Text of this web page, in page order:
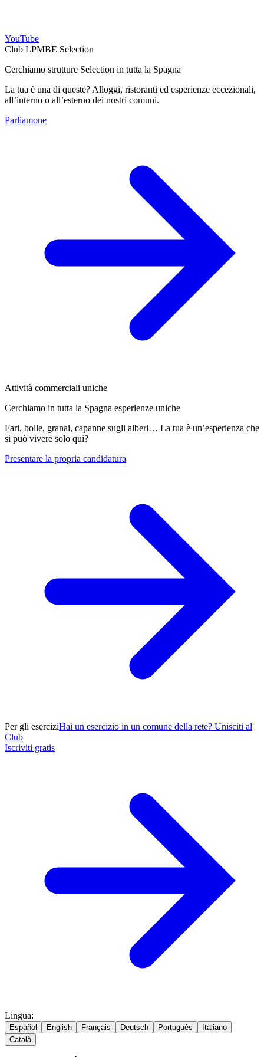
YouTube
Club LPMBE Selection
Cerchiamo strutture Selection in tutta la Spagna
La tua è una di queste? Alloggi, ristoranti ed esperienze eccezionali,
all’interno o all’esterno dei nostri comuni.
Parliamone
Attività commerciali uniche
Cerchiamo in tutta la Spagna esperienze uniche
Fari, bolle, granai, capanne sugli alberi… La tua è un’esperienza che
si può vivere solo qui?
Presentare la propria candidatura
Per gli eserciziHai un esercizio in un comune della rete? Unisciti al
Club
Iscriviti gratis
Lingua:
Español English Français Deutsch Português
Italiano
Català